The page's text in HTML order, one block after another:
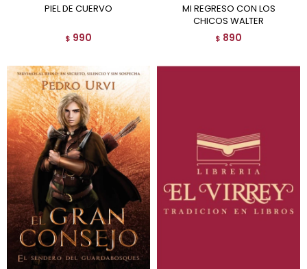
PIEL DE CUERVO
$ 990
MI REGRESO CON LOS
CHICOS WALTER
$ 890